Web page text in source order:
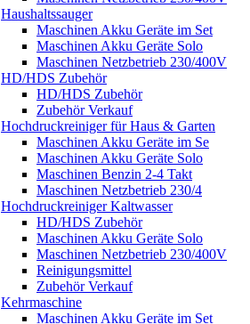
Haushaltssauger
Maschinen Akku Geräte im Set
Maschinen Akku Geräte Solo
Maschinen Netzbetrieb 230/400V
HD/HDS Zubehör
HD/HDS Zubehör
Zubehör Verkauf
Hochdruckreiniger für Haus & Garten
Maschinen Akku Geräte im Se
Maschinen Akku Geräte Solo
Maschinen Benzin 2-4 Takt
Maschinen Netzbetrieb 230/4
Hochdruckreiniger Kaltwasser
HD/HDS Zubehör
Maschinen Akku Geräte Solo
Maschinen Netzbetrieb 230/400V
Reinigungsmittel
Zubehör Verkauf
Kehrmaschine
Maschinen Akku Geräte im Set